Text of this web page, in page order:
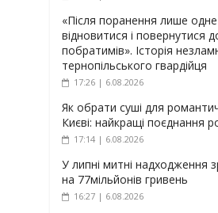
«Після поранення лише
відновитися і повернутися
побратимів». Історія
тернопільського гвардійця
17:26 | 6.08.2026
Як обрати суші для
Києві: найкращі поєднання
17:14 | 6.08.2026
У липні митні надходження
на 77мільйонів гривень
16:27 | 6.08.2026